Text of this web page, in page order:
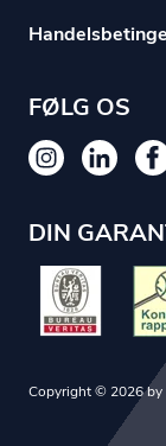
FØLG OS
DIN
Copyright © 2026 by